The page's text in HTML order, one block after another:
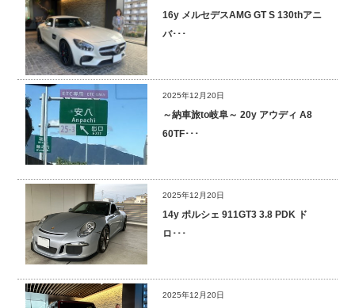
16y メルセデスAMG GT S 130thアニ
バ･･･
2025年12月20日
～納車旅to岐阜～ 20y アウディ A8
60TF･･･
2025年12月20日
14y ポルシェ 911GT3 3.8 PDK ド
ロ･･･
2025年12月20日